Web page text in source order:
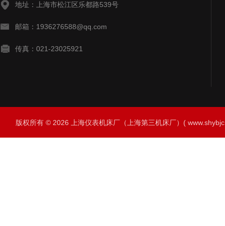
地址：上海市松江区乐都路539号
邮箱：1936276588@qq.com
传真：021-23025921
版权所有 © 2026 上海仪表机床厂（上海第三机床厂）(